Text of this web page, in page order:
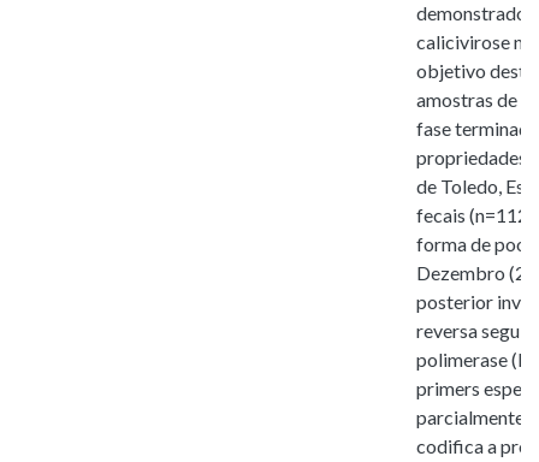
demonstrado
calicivirose
objetivo
amostras de
fase
propriedades
de Toledo,
fecais (n=112)
forma de pool
Dezembro
posterior
reversa
polimerase
primers
parcialmente
codifica a